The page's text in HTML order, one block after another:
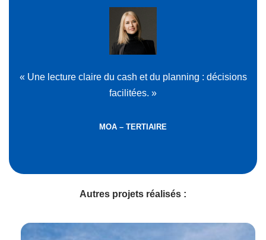
« Une lecture claire du cash et du planning : décisions
facilitées. »
MOA – TERTIAIRE
Autres projets réalisés :